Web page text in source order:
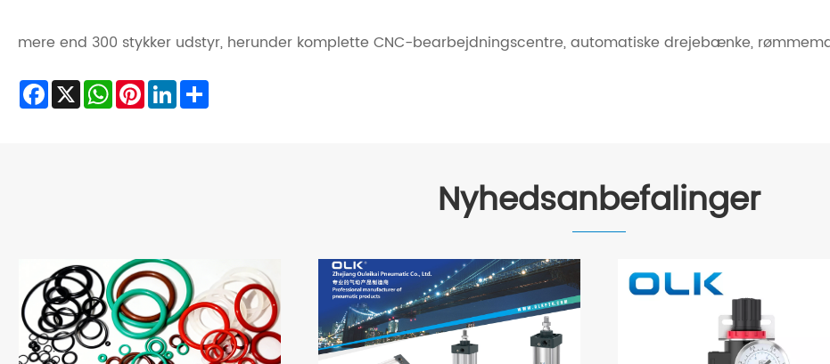
mere end 300 stykker udstyr, herunder komplette CNC-bearbejdningscentre, automatiske drejebænke,
Facebook
X WhatsApp
Pinterest
LinkedIn
Nyhedsanbefalinger